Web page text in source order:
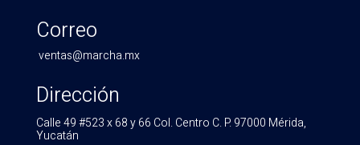
Correo
ventas@marcha.mx
Dirección
Calle 49 #523 x 68 y 66 Col. Centro C. P. 97000 Mérida,
Yucatán